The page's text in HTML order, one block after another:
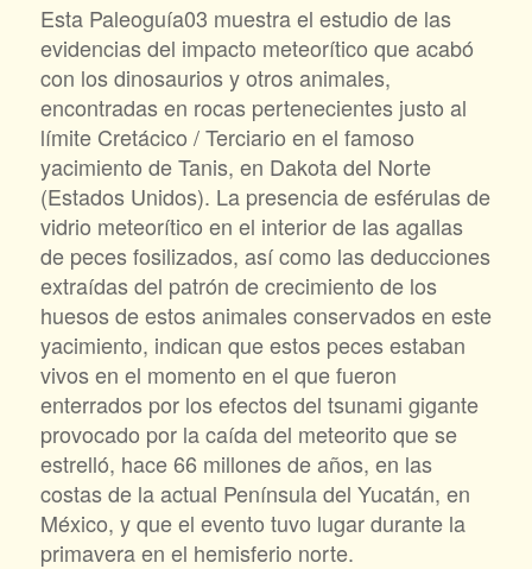
Esta Paleoguía03 muestra el estudio de las
evidencias del impacto meteorítico que acabó
con los dinosaurios y otros animales,
encontradas en rocas pertenecientes justo al
límite Cretácico / Terciario en el famoso
yacimiento de Tanis, en Dakota del Norte
(Estados Unidos). La presencia de esférulas de
vidrio meteorítico en el interior de las agallas
de peces fosilizados, así como las deducciones
extraídas del patrón de crecimiento de los
huesos de estos animales conservados en este
yacimiento, indican que estos peces estaban
vivos en el momento en el que fueron
enterrados por los efectos del tsunami gigante
provocado por la caída del meteorito que se
estrelló, hace 66 millones de años, en las
costas de la actual Península del Yucatán, en
México, y que el evento tuvo lugar durante la
primavera en el hemisferio norte.